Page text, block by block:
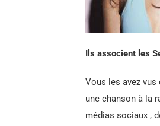
Ils associent les
Vous les avez
une chanson à la
médias sociaux ,